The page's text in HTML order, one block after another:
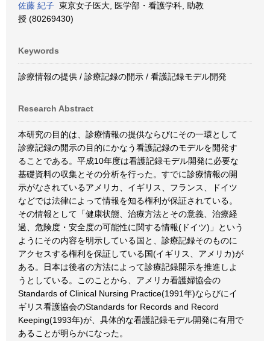
佐藤 紀子 東京女子医大, 医学部・看護学科, 助教
授 (80269430)
Keywords
診療情報の提供 / 診療記録の開示 / 看護記録モデル開発
Research Abstract
本研究の目的は、診療情報の提供ならびにその一環として
診療記録の開示の目的にかなう看護記録のモデルを開発す
ることである。平成10年度は看護記録モデル開発に必要な
基礎資料の収集とその分析を行った。すでに診療情報の開
示がなされているアメリカ、イギリス、フランス、ドイツ
などでは法律によって情報を知る権利が保証されている。
その情報として「健康状態、治療方法とその意義、治療経
過、危険度・安全度の可能性に関する情報(ドイツ)」という
ようにその内容を明示している国と、診療記録そのものに
アクセスする権利を保証している国(イギリス、アメリカ)が
ある。日本は後者の方法によって診療記録開示を推進しよ
うとしている。このことから、アメリカ看護婦協会の
Standards of Clinical Nursing Practice(1991年)ならびにイ
ギリス看護協会のStandards for Records and Record
Keeping(1993年)が、具体的な看護記録モデル開発に有用で
あることが明らかになった。